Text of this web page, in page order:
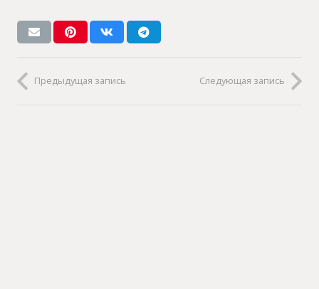
Предыдущая запись Следующая запись